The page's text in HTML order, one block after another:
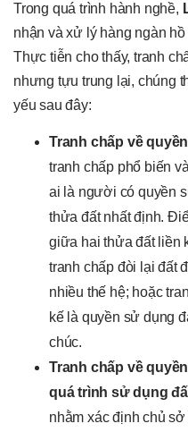
Trong quá trình hành nghề,
nhận và xử lý hàng ngàn
Thực tiễn cho thấy, tranh
nhưng tựu trung lại, chúng
yếu sau đây:
Tranh chấp về
tranh chấp phổ biến
ai là người có quyền
thửa đất nhất định.
giữa hai thửa đất liền
tranh chấp đòi lại đất
nhiều thế hệ; hoặc
kế là quyền sử dụng
chúc.
Tranh chấp về
quá trình sử dụng
nhằm xác định chủ